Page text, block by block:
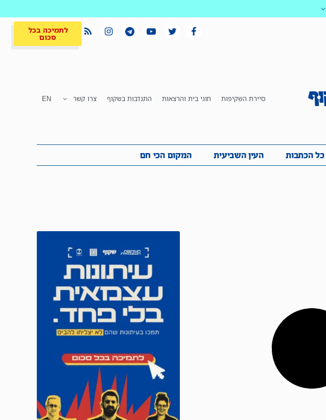
לתמיכה בכל
סכום
סיירת השקיפות חוגי בית והרצאות התנדבות בשקוף צרו קשר EN
כל הכתבות העין השביעית המקום הכי חם
כל הכתבות העין השביעית המקום הכי חם לתמיכה בכל